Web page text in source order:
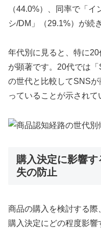
（44.0%）、同率で「
シ/DM」（29.1%）が続
年代別に見ると、特に
が顕著です。20代では
の世代と比較してSNS
っていることが示されて
購入決定に影響
失の防止
商品の購入を検討する
購入決定にどの程度影